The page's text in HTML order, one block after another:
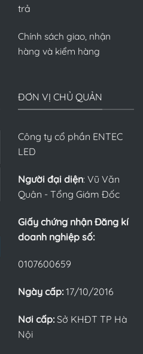
trả
Chính sách giao, nhận
hàng và kiểm hàng
ĐƠN VỊ CHỦ QUẢN
Công ty cổ phần ENTEC
LED
Người đại diện: Vũ Văn
Quân - Tổng Giám Đốc
Giấy chứng nhận Đăng kí
doanh nghiệp số:
0107600659
Ngày cấp: 17/10/2016
Nơi cấp: Sở KHĐT TP Hà
Nội